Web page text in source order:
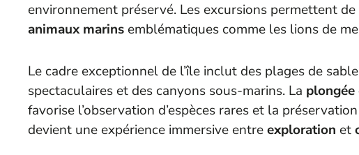
environnement préservé. Les excursions permettent
animaux marins emblématiques comme les lions de
Le cadre exceptionnel de l’île inclut des plages de
spectaculaires et des canyons sous-marins. La plongée
favorise l’observation d’espèces rares et la
devient une expérience immersive entreexploration et